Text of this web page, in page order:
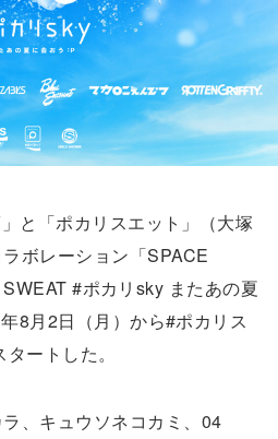
と「ポカリスエット」（大塚
ボレーション「SPACE
#ポカリsky またあの夏
8月2日（月）から#ポカリス
ートした。
、キュウソネコカミ、04